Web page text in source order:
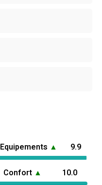
Equipements ▲ 9.9
Confort ▲ 10.0